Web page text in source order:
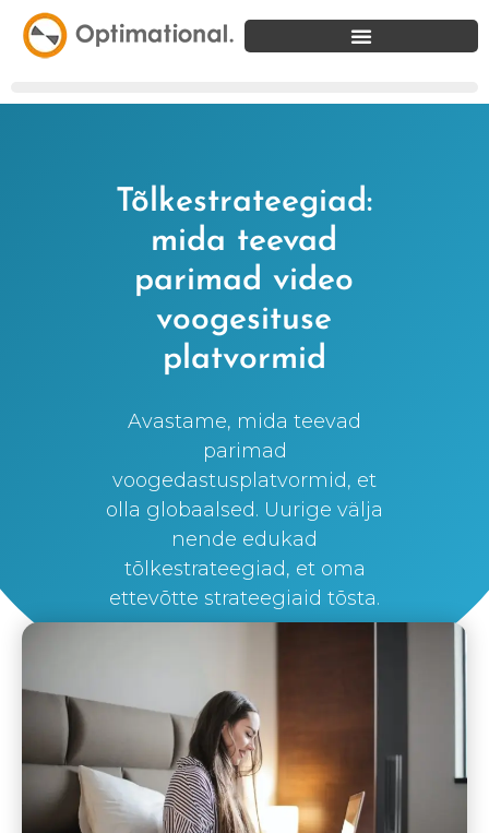
Tõlkestrateegiad:
mida teevad
parimad video
voogesituse
platvormid
Avastame, mida teevad
parimad
voogedastusplatvormid, et
olla globaalsed. Uurige välja
nende edukad
tõlkestrateegiad, et oma
ettevõtte strateegiaid tõsta.